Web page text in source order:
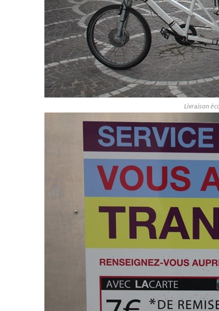
Livraison